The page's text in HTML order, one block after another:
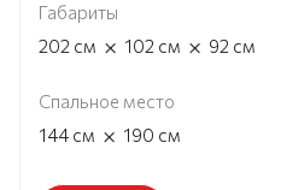
Габариты
202 см × 102 см × 92 см
Спальное место
144 см × 190 см